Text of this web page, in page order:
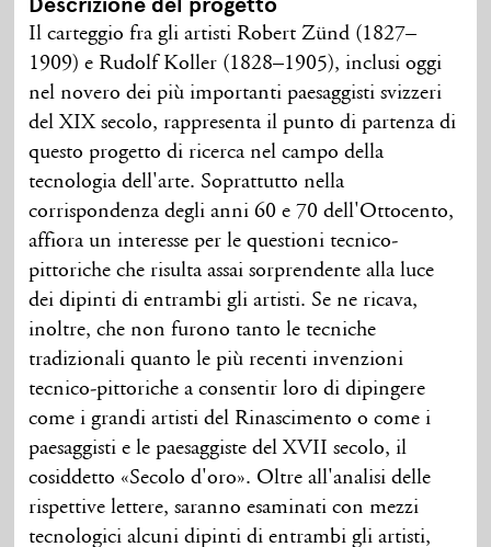
Il carteggio fra gli artisti Robert Zünd (1827–
1909) e Rudolf Koller (1828–1905), inclusi oggi
nel novero dei più importanti paesaggisti svizzeri
del XIX secolo, rappresenta il punto di partenza di
questo progetto di ricerca nel campo della
tecnologia dell'arte. Soprattutto nella
corrispondenza degli anni 60 e 70 dell'Ottocento,
affiora un interesse per le questioni tecnico-
pittoriche che risulta assai sorprendente alla luce
dei dipinti di entrambi gli artisti. Se ne ricava,
inoltre, che non furono tanto le tecniche
tradizionali quanto le più recenti invenzioni
tecnico-pittoriche a consentir loro di dipingere
come i grandi artisti del Rinascimento o come i
paesaggisti e le paesaggiste del XVII secolo, il
cosiddetto «Secolo d'oro». Oltre all'analisi delle
rispettive lettere, saranno esaminati con mezzi
tecnologici alcuni dipinti di entrambi gli artisti,